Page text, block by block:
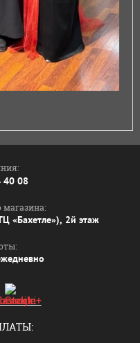
40 08
магазина:
«Бахетле»), 2й этаж